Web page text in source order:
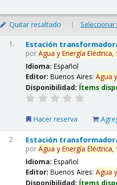
Quitar resaltado | Seleccionar
1. Estación
porAgua y Energía Eléctrica,
Idioma:Español
Editor:Buenos Aires:Agua y
Disponibilidad: Ítems
Hacer reserva
2. Estación
porAgua y Energía Eléctrica,
Idioma:Español
Editor:Buenos Aires:Agua y
Disponibilidad: Ítems